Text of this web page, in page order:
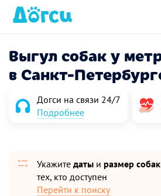
Выгул собак у
в Санкт-
Догси на связи 24/7
Подробнее
Укажите даты и размер
тех, кто доступен
Перейти к поиску